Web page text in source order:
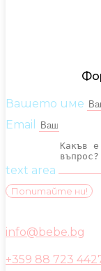
Вашето име
Email
text area
Попитайте ни!
info@bebe.bg
+359 88 723